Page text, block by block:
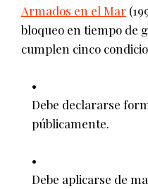
Armados en el Mar
bloqueo en tiempo de
cumplen cinco
Debe declararse
públicamente.
Debe aplicarse de